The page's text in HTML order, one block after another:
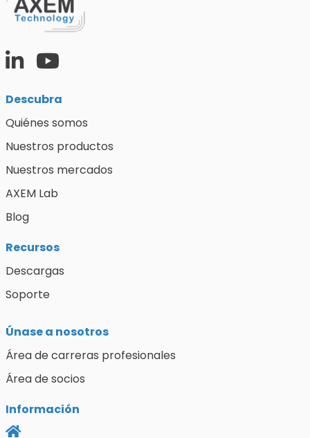
Descubra
Quiénes somos
Nuestros productos
Nuestros mercados
AXEM Lab
Blog
Recursos
Descargas
Soporte
Únase a nosotros
Área de carreras profesionales
Área de socios
Información